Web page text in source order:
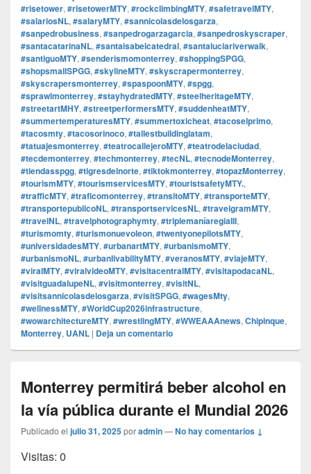
#risetower, #risetowerMTY, #rockclimbingMTY, #safetravelMTY,
#salariosNL, #salaryMTY, #sannicolasdelosgarza,
#sanpedrobusiness, #sanpedrogarzagarcia, #sanpedroskyscraper,
#santacatarinaNL, #santaisabelcatedral, #santaluciariverwalk,
#santiguoMTY, #senderismomonterrey, #shoppingSPGG,
#shopsmallSPGG, #skylineMTY, #skyscrapermonterrey,
#skyscrapersmonterrey, #spaspoonMTY, #spgg,
#sprawlmonterrey, #stayhydratedMTY, #steelheritageMTY,
#streetartMHY, #streetperformersMTY, #suddenheatMTY,
#summertemperaturesMTY, #summertoxicheat, #tacoselprimo,
#tacosmty, #tacosorinoco, #tallestbuildinglatam,
#tatuajesmonterrey, #teatrocallejeroMTY, #teatrodelaciudad,
#tecdemonterrey, #techmonterrey, #tecNL, #tecnodeMonterrey,
#tiendasspgg, #tigresdelnorte, #tiktokmonterrey, #topazMonterrey,
#tourismMTY, #tourismservicesMTY, #touristsafetyMTY.,
#trafficMTY, #traficomonterrey, #transitoMTY, #transporteMTY,
#transportepublicoNL, #transportservicesNL, #travelgramMTY,
#travelNL, #travelphotographymty, #triplemaníaregiaIII,
#turismomty, #turismonuevoleon, #twentyonepilotsMTY,
#universidadesMTY, #urbanartMTY, #urbanismoMTY,
#urbanismoNL, #urbanlivabilityMTY, #veranosMTY, #viajeMTY,
#viralMTY, #viralvideoMTY, #visitacentralMTY, #visitapodacaNL,
#visitguadalupeNL, #visitmonterrey, #visitNL,
#visitsannicolasdelosgarza, #visitSPGG, #wagesMty,
#wellnessMTY, #WorldCup2026infrastructure,
#wowarchitectureMTY, #wrestlingMTY, #WWEAAAnews, Chipinque,
Monterrey, UANL | Deja un comentario
Monterrey permitirá beber alcohol en
la vía pública durante el Mundial 2026
Publicado el julio 31, 2025poradmin—No hay comentarios ↓
Visitas: 0